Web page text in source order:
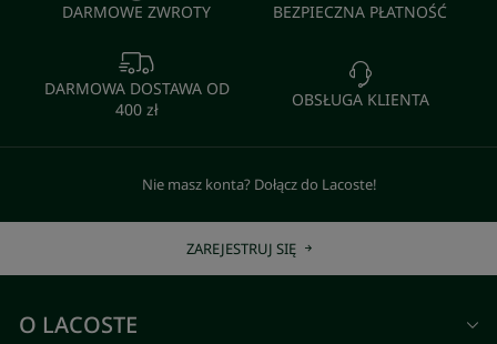
DARMOWE ZWROTY BEZPIECZNA PŁATNOŚĆ
DARMOWA DOSTAWA OD
400 zł
OBSŁUGA KLIENTA
Nie masz konta? Dołącz do Lacoste!
ZAREJESTRUJ SIĘ
O LACOSTE